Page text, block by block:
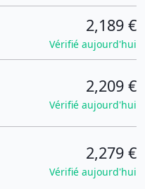
2,189 €
Vérifié aujourd'hui
2,209 €
Vérifié aujourd'hui
2,279 €
Vérifié aujourd'hui